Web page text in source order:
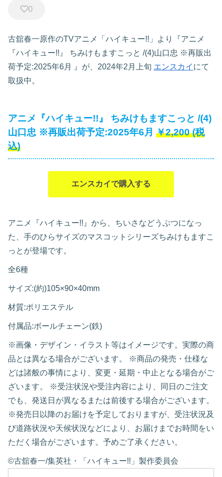
0
古舘春一原作のTVアニメ「ハイキュー!!」より『アニメ
『ハイキュー!!』 ちみけもますこっと /(4)山口忠 ※再販出
荷予定:2025年6月
』が、2024年2月上旬 エンスカイ にて
取扱中。
アニメ『ハイキュー!!』 ちみけもますこっと /(4)
山口忠 ※再販出荷予定:2025年6月 ￥2,200(税
込)
エンスカイで購入する
アニメ『ハイキュー!!』から、ちいさなどうぶつになっ
た、手のひらサイズのマスコットシリーズちみけもますこ
っとが登場です。
全6種
サイズ:(約)105×90×40mm
材質:ポリエステル
付属品:ボールチェーン(鉄)
※画像・デザイン・イラスト等はイメージです。実際の商
品とは異なる場合がございます。
※商品の発売・仕様な
どは諸般の事情により、変更・延期・中止となる場合がご
ざいます。
※受注状況や受注内容により、同日のご注文
でも、発送日が異なるまたは前後する場合がございます。
※発売日以降のお届けを予定しておりますが、受注状況及
び道路状況や天候状況などにより、お届けまでお時間をい
ただく場合がございます。予めご了承ください。
©古舘春一/集英社・「ハイキュー!!」製作委員会